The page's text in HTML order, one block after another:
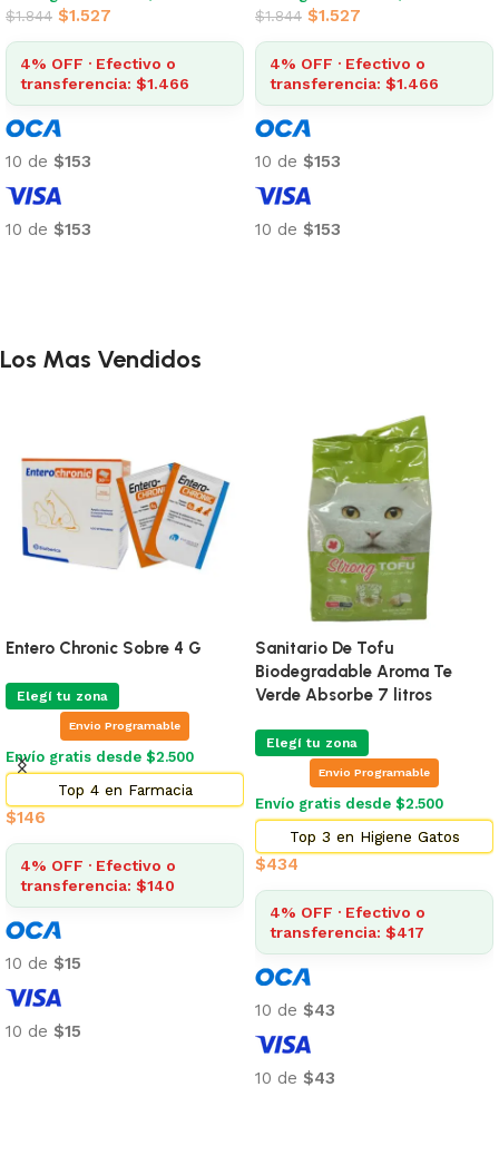
$1.844 $1.527
4% OFF · Efectivo o
transferencia: $1.466
10 de $153
10 de $153
$1.844 $1.527
4% OFF · Efectivo o
transferencia: $1.466
10 de $153
10 de $153
Los Mas Vendidos
Entero Chronic Sobre 4 G
Elegí tu zona
Envio Programable
Envío gratis desde $2.500
Top 4 en Farmacia
$146
4% OFF · Efectivo o
transferencia: $140
10 de $15
10 de $15
Sanitario De Tofu
Biodegradable Aroma Te
Verde Absorbe 7 litros
Elegí tu zona
Envio Programable
Envío gratis desde $2.500
Top 3 en Higiene Gatos
$434
4% OFF · Efectivo o
transferencia: $417
10 de $43
10 de $43